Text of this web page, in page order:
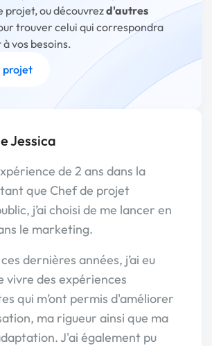
projet, ou découvrezd'autres
trouver celui qui correspondra
vos besoins.
projet
Jessica
de 2 ans dans la
que Chef de projet
j’ai choisi de me lancer en
le marketing.
dernières années, j’ai eu
vivre des expériences
qui m’ont permis d'améliorer
ma rigueur ainsi que ma
J'ai également pu